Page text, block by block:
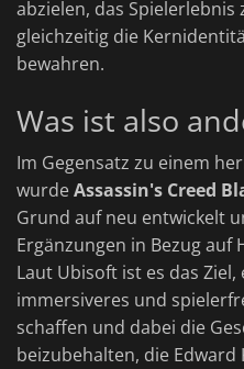
abzielen, das
gleichzeitig die
bewahren.
Was ist also
Im Gegensatz zu einem
wurdeAssassin's Creed
Grund auf neu entwickelt
Ergänzungen in Bezug auf
Laut Ubisoft ist es das
immersiveres und
schaffen und dabei die
beizubehalten, die Edward